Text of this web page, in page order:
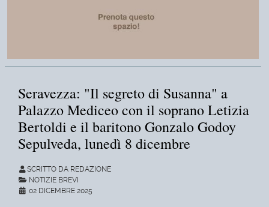
Seravezza: "Il segreto di Susanna" a
Palazzo Mediceo con il soprano Letizia
Bertoldi e il baritono Gonzalo Godoy
Sepulveda, lunedì 8 dicembre
SCRITTO DA REDAZIONE
NOTIZIE BREVI
02 DICEMBRE 2025